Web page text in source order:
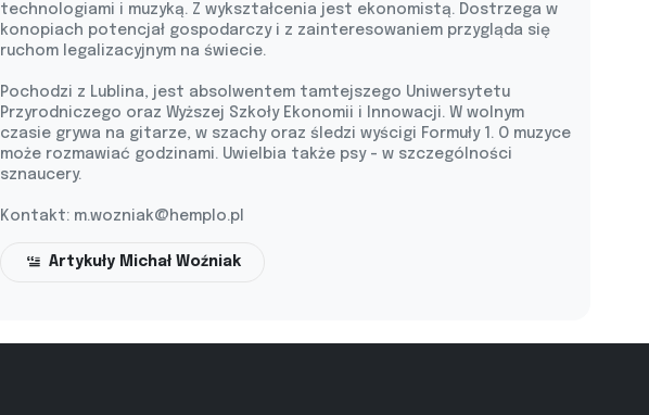
technologiami i muzyką. Z wykształcenia jest ekonomistą. Dostrzega w
konopiach potencjał gospodarczy i z zainteresowaniem przygląda się
ruchom legalizacyjnym na świecie.
Pochodzi z Lublina, jest absolwentem tamtejszego Uniwersytetu
Przyrodniczego oraz Wyższej Szkoły Ekonomii i Innowacji. W wolnym
czasie grywa na gitarze, w szachy oraz śledzi wyścigi Formuły 1. O muzyce
może rozmawiać godzinami. Uwielbia także psy - w szczególności
sznaucery.
Kontakt: m.wozniak@hemplo.pl
Artykuły Michał Woźniak